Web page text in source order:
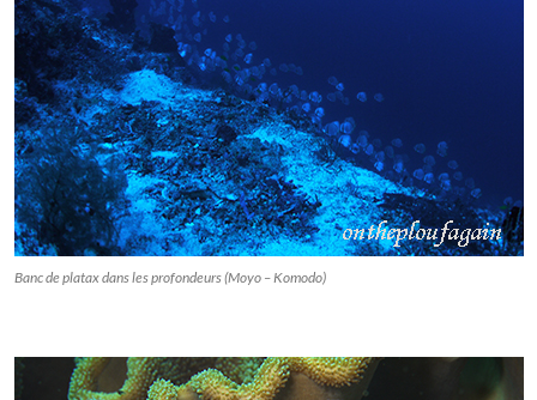
Banc de platax dans les profondeurs (Moyo – Komodo)